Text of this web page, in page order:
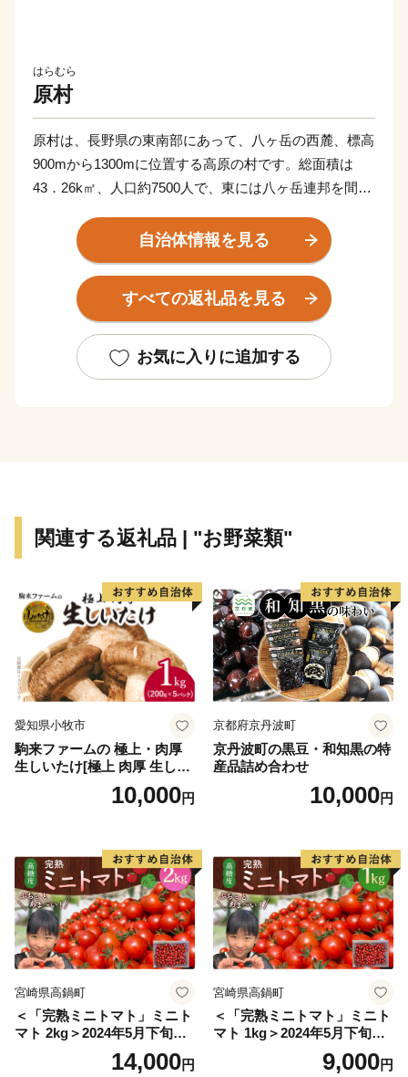
はらむら
原村
原村は、長野県の東南部にあって、八ヶ岳の西麓、標高
900mから1300mに位置する高原の村です。総面積は
43．26k㎡、人口約7500人で、東には八ヶ岳連邦を間近
北アルプス連邦を望む360゜のすばらしい眺望に恵まれ
た自然豊かな村でもあります。
この恵まれた自然環境を生かし、セルリーやほうれん草
などの高原野菜やアネモネ・シクラメンなどの花卉栽培
観光面でも注目されています。
近年このすばらしい自然環境や景観に惹かれ都会から移
あふれる村として発展していくよう、様々な事業に取り
当村では、こうした村づくりを進めるにあたり、「心の
ふるさと原村」への思いを持つ方々からのご支援を受
け、事業に取り組んで参りたいと考えております。「原
村出身の方」、「原村出身ではないが原村に興味を持ち
応援してくださる方」など、多くの方々に賛同いただき
自治体情報を見る
すべての返礼品を見る
お気に入りに追加する
関連する返礼品 | "お野菜類"
愛知県小牧市
駒来ファームの 極上・肉厚
生しいたけ[極上 肉厚 生しい
たけ 生シイタケ 生椎茸 安心
安全 国産 採れたて 新鮮 きの
10,000円
京都府京丹波町
京丹波町の黒豆・和知黒の特
産品詰め合わせ
10,000円
宮崎県高鍋町
＜「完熟ミニトマト」ミニト
マト 2kg＞2024年5月下旬迄
に順次出荷 野菜ソムリエサ
ミット アルル・リリカ共に
14,000円
宮崎県高鍋町
＜「完熟ミニトマト」ミニト
マト 1kg＞2024年5月下旬迄
に順次出荷 野菜ソムリエサ
ミット アルル・リリカ共に
9,000円